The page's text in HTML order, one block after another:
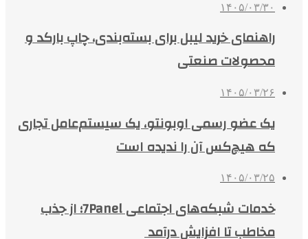
۱۴۰۵/۰۳/۳۰
راهنمای خرید لیبل برای بسته‌بندی، چاپ بارکد و
محصولات صنعتی
۱۴۰۵/۰۳/۲۶
یک عضو رسمی اوبونتو، یک سیستم‌عامل تجاری
که هیچ‌کس آن را ندیده است
۱۴۰۵/۰۳/۲۵
خدمات شبکه‌های اجتماعی 7Panel؛ از جذب
مخاطب تا افزایش درآمد